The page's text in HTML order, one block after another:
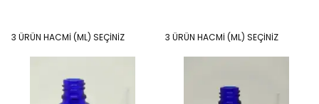
3 ÜRÜN HACMİ (ML) SEÇİNİZ 3 ÜRÜN HACMİ (ML) SEÇİNİZ